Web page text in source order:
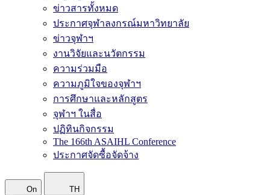
ข่าวสารทั้งหมด
ประกาศจุฬาลงกรณ์มหาวิทยาลัย
ข่าวจุฬาฯ
งานวิจัยและนวัตกรรม
ความร่วมมือ
ความภูมิใจของจุฬาฯ
การศึกษาและหลักสูตร
จุฬาฯ ในสื่อ
ปฏิทินกิจกรรม
The 166th ASAIHL Conference
ประกาศจัดซื้อจัดจ้าง
On TH